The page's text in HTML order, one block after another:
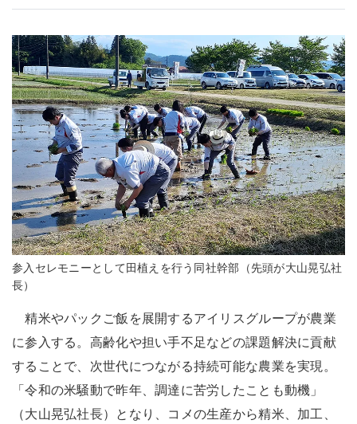
参入セレモニーとして田植えを行う同社幹部（先頭が大山晃弘社
長）
精米やパックご飯を展開するアイリスグループが農業
に参入する。高齢化や担い手不足などの課題解決に貢献
することで、次世代につながる持続可能な農業を実現。
「令和の米騒動で昨年、調達に苦労したことも動機」
（大山晃弘社長）となり、コメの生産から精米、加工、